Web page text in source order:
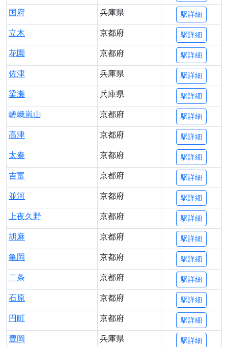
国府 兵庫県 駅詳細
立木 京都府 駅詳細
花園 京都府 駅詳細
佐津 兵庫県 駅詳細
梁瀬 兵庫県 駅詳細
嵯峨嵐山 京都府 駅詳細
高津 京都府 駅詳細
太秦 京都府 駅詳細
吉富 京都府 駅詳細
並河 京都府 駅詳細
上夜久野 京都府 駅詳細
胡麻 京都府 駅詳細
亀岡 京都府 駅詳細
二条 京都府 駅詳細
石原 京都府 駅詳細
円町 京都府 駅詳細
豊岡 兵庫県 駅詳細